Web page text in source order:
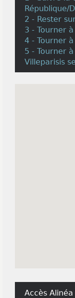
République/
2 - Rester
3 - Tourner
4 - Tourner
5 - Tourner
Villeparisis
Accès